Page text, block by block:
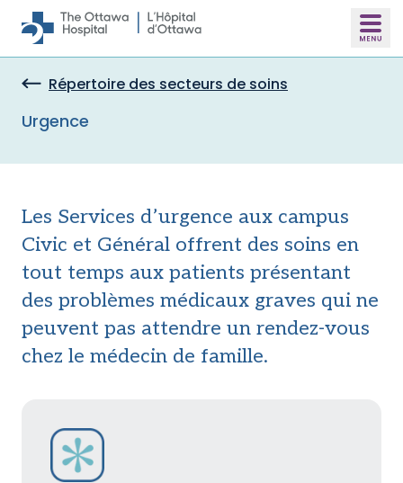
Skip to main content
Répertoire des secteurs de soins
Urgence
Les Services d’urgence aux campus
Civic et Général offrent des soins en
tout temps aux patients présentant
des problèmes médicaux graves qui ne
peuvent pas attendre un rendez-vous
chez le médecin de famille.